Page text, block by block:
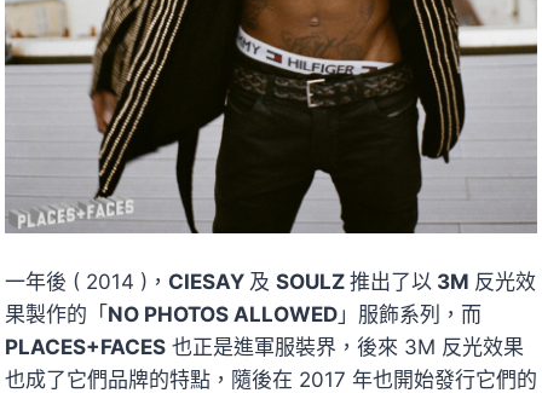
一年後 ( 2014 )， CIESAY 及 SOULZ 推出了以 3M 反光效
果製作的「NO PHOTOS ALLOWED 」服飾系列，而
PLACES+FACES 也正是進軍服裝界，後來 3M 反光效果
也成了它們品牌的特點，隨後在 2017 年也開始發行它們的